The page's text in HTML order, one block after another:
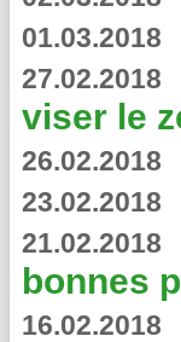
01.03.2018
27.02.2018
viser le
26.02.2018
23.02.2018
21.02.2018
bonnes
16.02.2018